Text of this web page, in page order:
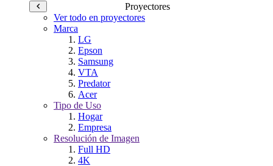
Proyectores
Ver todo en proyectores
Marca
LG
Epson
Samsung
VTA
Predator
Acer
Tipo de Uso
Hogar
Empresa
Resolución de Imagen
Full HD
4K